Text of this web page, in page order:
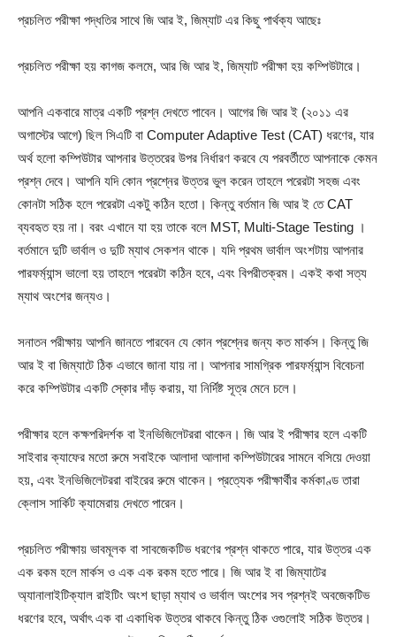
প্রচলিত পরীক্ষা পদ্ধতির সাথে জি আর ই, জিম্যাট এর কিছু পার্থক্য আছেঃ
প্রচলিত পরীক্ষা হয় কাগজ কলমে, আর জি আর ই, জিম্যাট পরীক্ষা হয় কম্পিউটারে।
আপনি একবারে মাত্র একটি প্রশ্ন দেখতে পাবেন। আগের জি আর ই (২০১১ এর
অগাস্টের আগে) ছিল সিএটি বা Computer Adaptive Test (CAT) ধরণের, যার
অর্থ হলো কম্পিউটার আপনার উত্তরের উপর নির্ধারণ করবে যে পরবর্তীতে আপনাকে কেমন
প্রশ্ন দেবে। আপনি যদি কোন প্রশ্নের উত্তর ভুল করেন তাহলে পরেরটা সহজ এবং
কোনটা সঠিক হলে পরেরটা একটু কঠিন হতো। কিন্তু বর্তমান জি আর ই তে CAT
ব্যবহৃত হয় না। বরং এখানে যা হয় তাকে বলে MST, Multi-Stage Testing ।
বর্তমানে দুটি ভার্বাল ও দুটি ম্যাথ সেকশন থাকে। যদি প্রথম ভার্বাল অংশটায় আপনার
পারফর্ম্যান্স ভালো হয় তাহলে পরেরটা কঠিন হবে, এবং বিপরীতক্রম। একই কথা সত্য
ম্যাথ অংশের জন্যও।
সনাতন পরীক্ষায় আপনি জানতে পারবেন যে কোন প্রশ্নের জন্য কত মার্কস। কিন্তু জি
আর ই বা জিম্যাটে ঠিক এভাবে জানা যায় না। আপনার সামগ্রিক পারফর্ম্যান্স বিবেচনা
করে কম্পিউটার একটি স্কোর দাঁড় করায়, যা নির্দিষ্ট সূত্র মেনে চলে।
পরীক্ষার হলে কক্ষপরিদর্শক বা ইনভিজিলেটররা থাকেন। জি আর ই পরীক্ষার হলে একটি
সাইবার ক্যাফের মতো রুমে সবাইকে আলাদা আলাদা কম্পিউটারের সামনে বসিয়ে দেওয়া
হয়, এবং ইনভিজিলেটররা বাইরের রুমে থাকেন। প্রত্যেক পরীক্ষার্থীর কর্মকাণ্ড তারা
ক্লোস সার্কিট ক্যামেরায় দেখতে পারেন।
প্রচলিত পরীক্ষায় ভাবমূলক বা সাবজেকটিভ ধরণের প্রশ্ন থাকতে পারে, যার উত্তর এক
এক রকম হলে মার্কস ও এক এক রকম হতে পারে। জি আর ই বা জিম্যাটের
অ্যানালাইটিক্যাল রাইটিং অংশ ছাড়া ম্যাথ ও ভার্বাল অংশের সব প্রশ্নই অবজেকটিভ
ধরণের হবে, অর্থাৎ এক বা একাধিক উত্তর থাকবে কিন্তু ঠিক ওগুলোই সঠিক উত্তর।